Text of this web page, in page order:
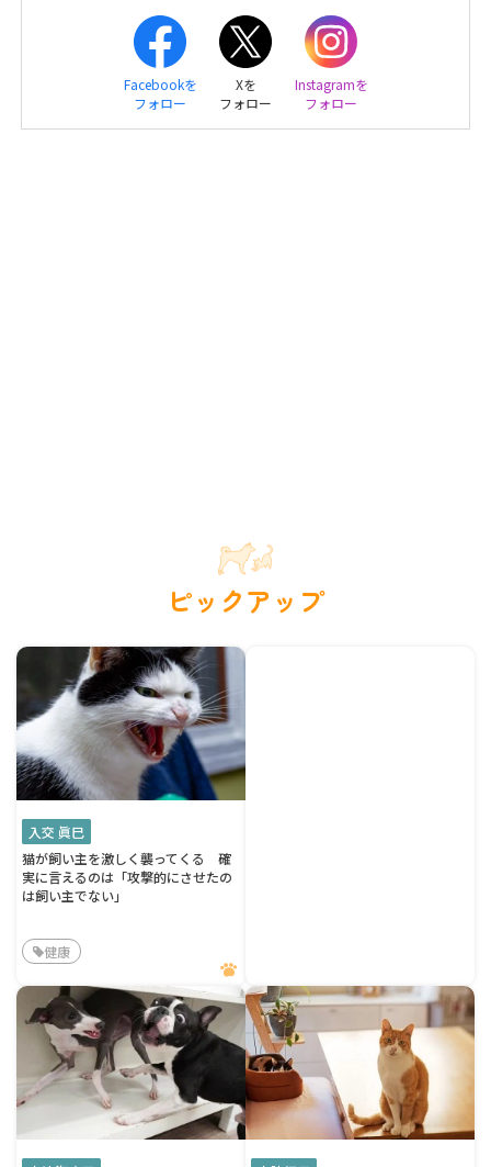
Facebookを
フォロー
Xを
フォロー
Instagramを
フォロー
ピックアップ
入交 眞巳
猫が飼い主を激しく襲ってくる 確
実に言えるのは「攻撃的にさせたの
は飼い主でない」
健康